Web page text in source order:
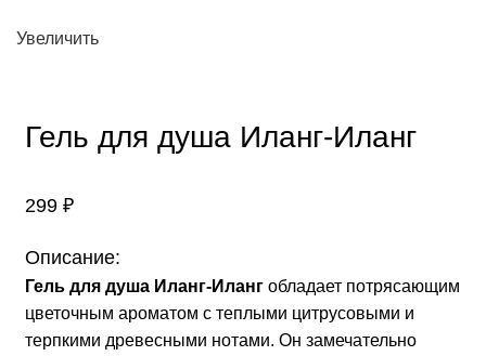
Увеличить
Гель для душа Иланг-Иланг
299₽
Описание:
Гель для душа Иланг-Иланг обладает потрясающим
цветочным ароматом с теплыми цитрусовыми и
терпкими древесными нотами. Он замечательно